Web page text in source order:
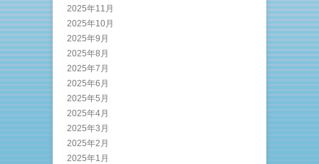
2025年11月
2025年10月
2025年9月
2025年8月
2025年7月
2025年6月
2025年5月
2025年4月
2025年3月
2025年2月
2025年1月